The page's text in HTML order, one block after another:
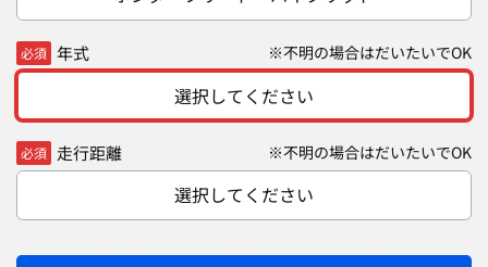
必須 年式 ※不明の場合はだいたいでOK
選択してください
必須 走行距離 ※不明の場合はだいたいでOK
選択してください